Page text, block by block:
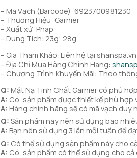
– Mã Vạch (Barcode): 6923700981230
– Thương Hiệu: Garnier
– Xuất xứ: Pháp
– Dung Tích: 23g; 28g
– Giá Tham Khảo: Liên hệ tại shanspa.vn
– Địa Chỉ Mua Hàng Chính Hãng:
– Chương Trình Khuyến Mãi: Theo
Q: Mặt Nạ Tinh Chất Garnier có phù
A: Có, sản phẩm được thiết kế phù hợp
A: Hàng chính hãng sẽ có mã vạch
Q: Sản phẩm này nên sử dụng bao
A: Bạn nên sử dụng 3 lần mỗi tuần để
Q: Có thể sử dụng sản phẩm này cho
A: Có, sản phẩm có thể sử dụng cho cả